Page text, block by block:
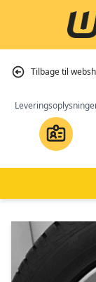
Tilbage til